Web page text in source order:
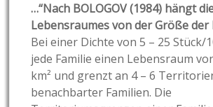
…“Nach BOLOGOV (1984) hängt
Lebensraumes von der Größe der
Bei einer Dichte von 5 – 25 Stück/
jede Familie einen Lebensraum
km² und grenzt an 4 – 6
benachbarter Familien. Die